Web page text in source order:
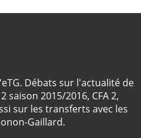
Débats sur l'actualité de
saison 2015/2016, CFA 2,
sur les transferts avec les
Gaillard.